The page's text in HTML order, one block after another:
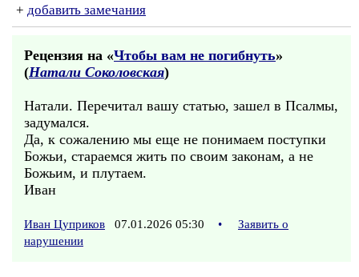
+ добавить замечания
Рецензия на «Чтобы вам не погибнуть»
(Натали Соколовская)
Натали. Перечитал вашу статью, зашел в Псалмы,
задумался.
Да, к сожалению мы еще не понимаем поступки
Божьи, стараемся жить по своим законам, а не
Божьим, и плутаем.
Иван
Иван Цуприков 07.01.2026 05:30 •
Заявить о
нарушении